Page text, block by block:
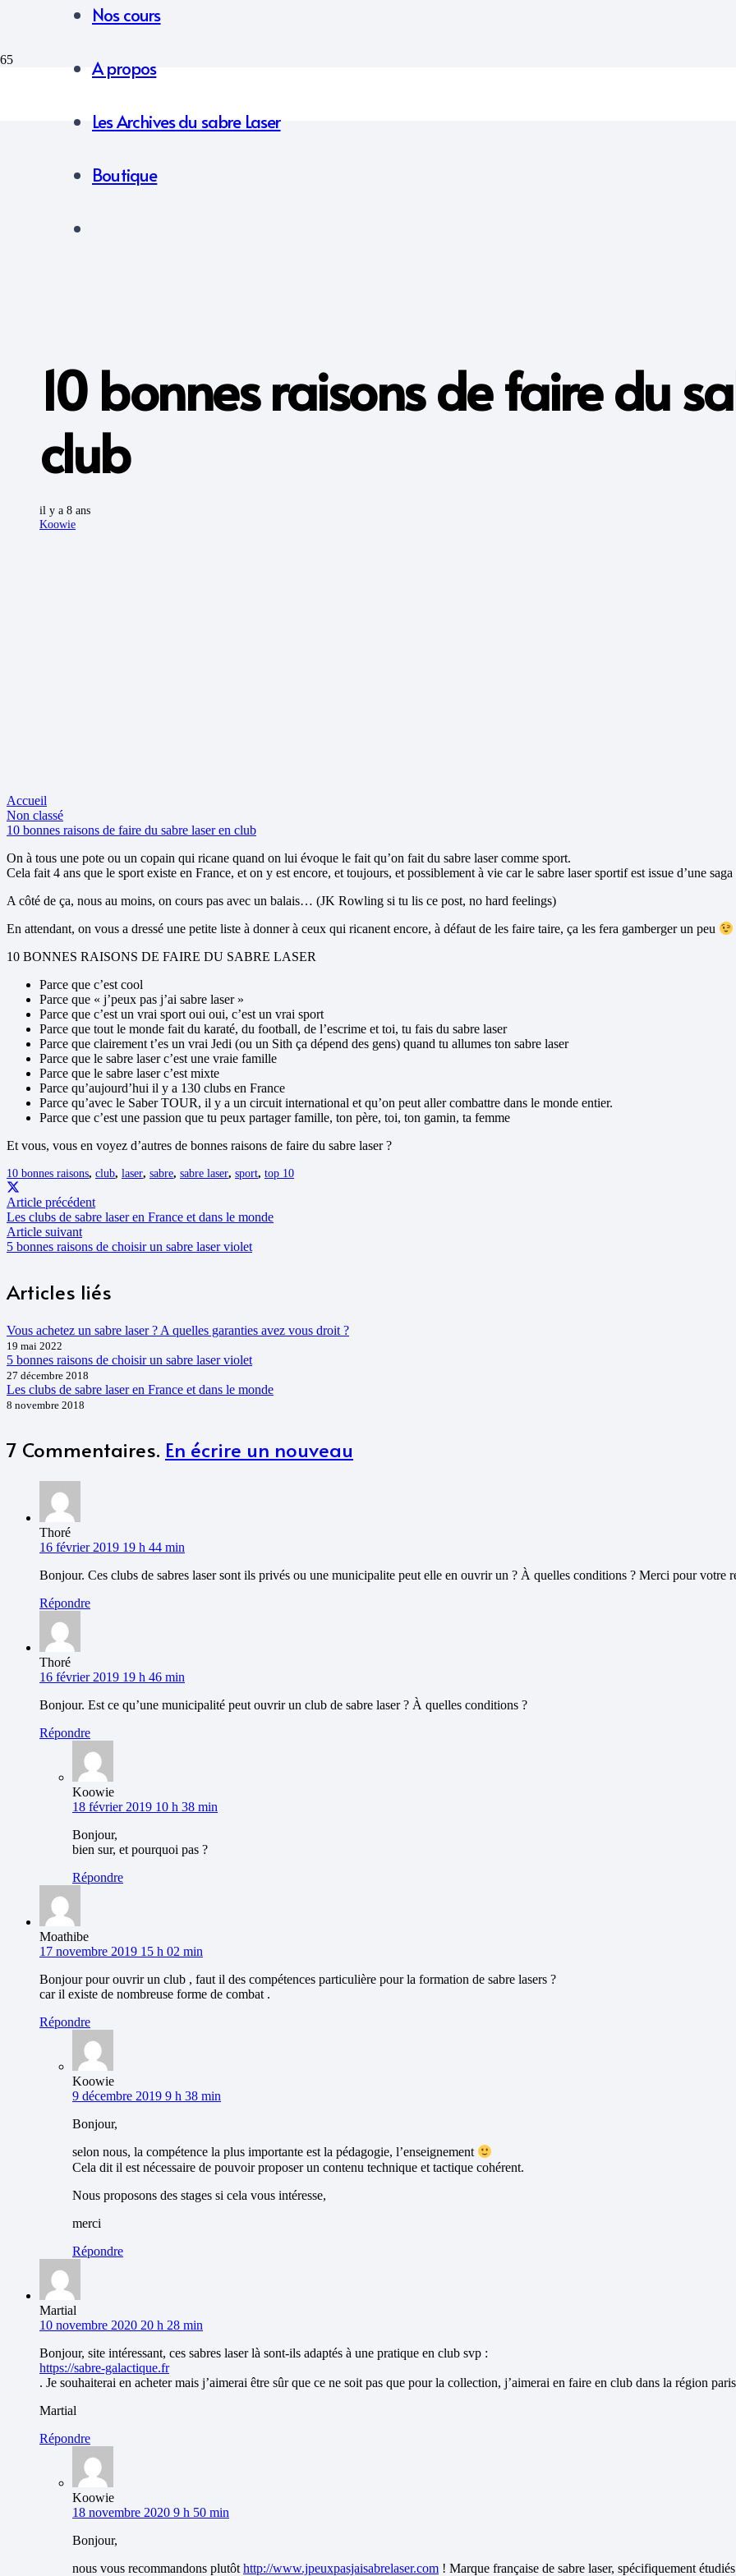
Nos cours
A propos
Les Archives du sabre Laser
Boutique
10 bonnes raisons de faire du
club
il y a 8 ans
Koowie
Accueil
Non classé
10 bonnes raisons de faire du sabre laser en club
On à tous une pote ou un copain qui ricane quand on lui évoque le fait qu’on fait du sabre laser comme sport.
Cela fait 4 ans que le sport existe en France, et on y est encore, et toujours, et possiblement à vie car le sabre laser sportif est issue d’une
A côté de ça, nous au moins, on cours pas avec un balais… (JK Rowling si tu lis ce post, no hard feelings)
En attendant, on vous a dressé une petite liste à donner à ceux qui ricanent encore, à défaut de les faire taire, ça les fera gamberger un peu
10 BONNES RAISONS DE FAIRE DU SABRE LASER
Parce que c’est cool
Parce que « j’peux pas j’ai sabre laser »
Parce que c’est un vrai sport oui oui, c’est un vrai sport
Parce que tout le monde fait du karaté, du football, de l’escrime et toi, tu fais du sabre laser
Parce que clairement t’es un vrai Jedi (ou un Sith ça dépend des gens) quand tu allumes ton sabre laser
Parce que le sabre laser c’est une vraie famille
Parce que le sabre laser c’est mixte
Parce qu’aujourd’hui il y a 130 clubs en France
Parce qu’avec le Saber TOUR, il y a un circuit international et qu’on peut aller combattre dans le monde entier.
Parce que c’est une passion que tu peux partager famille, ton père, toi, ton gamin, ta femme
Et vous, vous en voyez d’autres de bonnes raisons de faire du sabre laser ?
10 bonnes raisons, club, laser, sabre, sabre laser, sport, top 10
Article précédent
Les clubs de sabre laser en France et dans le monde
Article suivant
5 bonnes raisons de choisir un sabre laser violet
Articles liés
Vous achetez un sabre laser ? A quelles garanties avez vous droit ?
19 mai 2022
5 bonnes raisons de choisir un sabre laser violet
27 décembre 2018
Les clubs de sabre laser en France et dans le monde
8 novembre 2018
7 Commentaires. En écrire un nouveau
Thoré
16 février 2019 19 h 44 min
Bonjour. Ces clubs de sabres laser sont ils privés ou une municipalite peut elle en ouvrir un ? À quelles conditions ? Merci pour votre
Répondre
Thoré
16 février 2019 19 h 46 min
Bonjour. Est ce qu’une municipalité peut ouvrir un club de sabre laser ? À quelles conditions ?
Répondre
Koowie
18 février 2019 10 h 38 min
Bonjour,
bien sur, et pourquoi pas ?
Répondre
Moathibe
17 novembre 2019 15 h 02 min
Bonjour pour ouvrir un club , faut il des compétences particulière pour la formation de sabre lasers ?
car il existe de nombreuse forme de combat .
Répondre
Koowie
9 décembre 2019 9 h 38 min
Bonjour,
selon nous, la compétence la plus importante est la pédagogie, l’enseignement
Cela dit il est nécessaire de pouvoir proposer un contenu technique et tactique cohérent.
Nous proposons des stages si cela vous intéresse,
merci
Répondre
Martial
10 novembre 2020 20 h 28 min
Bonjour, site intéressant, ces sabres laser là sont-ils adaptés à une pratique en club svp :
https://sabre-galactique.fr
. Je souhaiterai en acheter mais j’aimerai être sûr que ce ne soit pas que pour la collection, j’aimerai en faire en club dans la région
Martial
Répondre
Koowie
18 novembre 2020 9 h 50 min
Bonjour,
nous vous recommandons plutôt http://www.jpeuxpasjaisabrelaser.com ! Marque française de sabre laser, spécifiquement